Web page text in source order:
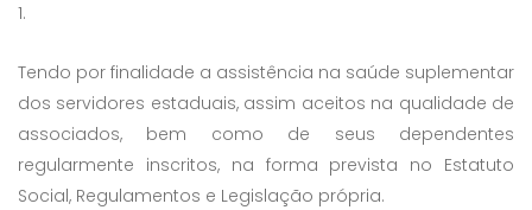
1.
Tendo por finalidade a assistência na saúde suplementar
dos servidores estaduais, assim aceitos na qualidade de
associados, bem como de seus dependentes
regularmente inscritos, na forma prevista no Estatuto
Social, Regulamentos e Legislação própria.